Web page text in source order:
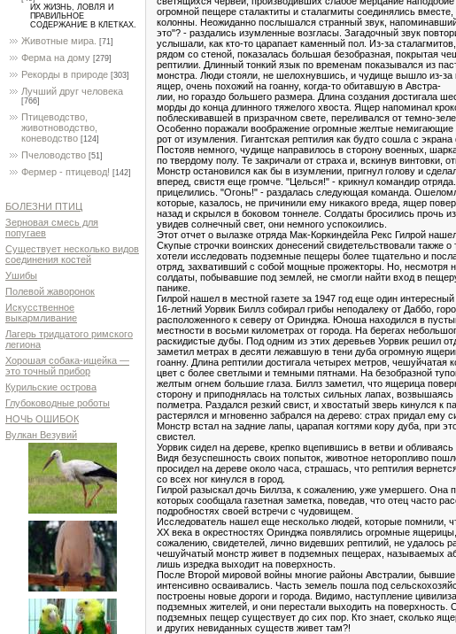
ИХ ЖИЗНЬ, ЛОВЛЯ И
ПРАВИЛЬНОЕ
СОДЕРЖАНИЕ В КЛЕТКАХ.
Животные мира. [71]
Ферма на дому [279]
Рекорды в природе [303]
Лучший друг человека
[766]
Птицеводство,
животноводство,
коневодство [124]
Пчеловодство [51]
Фермер - птицевод! [142]
БОЛЕЗНИ ПТИЦ
Зерновая смесь для
попугаев
Существует несколько видов
соединения костей
Ушибы
Полевой жаворонок
Искусственное
выкармливание
Лагерь тридцатого римского
легиона
Хорошая собака-ищейка —
это точный прибор
Курильские острова
Глубоководные роботы
НОЧЬ ОШИБОК
Вулкан Везувий
огромной пещере сталактиты и сталагмиты соединялись
колонны. Неожиданно послышался странный звук,
это"? - раздались изумленные возгласы. Загадочный звук
услышали, как кто-то царапает каменный пол. Из-за
рядом со стеной, показалась большая безобразная, покрытая
рептилии. Длинный тонкий язык по временам показывался из
монстра. Люди стояли, не шелохнувшись, и чудище вышло из-за
ящер, очень похожий на гоанну, когда-то обитавшую в Австра-
лии, но гораздо большего размера. Длина создания достигала
морды до конца длинного тяжелого хвоста. Ящер напоминал
поблескивавшей в призрачном свете, переливался от темно-
Особенно поражали воображение огромные желтые
рот от изумления. Гигантская рептилия как будто сошла с
Постояв немного, чудище направилось в сторону военных,
по твердому полу. Те закричали от страха и, вскинув винтовки,
Монстр остановился как бы в изумлении, пригнул голову и
вперед, свистя еще громче. "Целься!" - крикнул командир
прицелились. "Огонь!" - раздалась следующая команда.
которые, казалось, не причинили ему никакого вреда, ящер
назад и скрылся в боковом тоннеле. Солдаты бросились прочь
увидев солнечный свет, они немного успокоились.
Этот отчет о вылазке отряда Мак-Коркиндейла Рекс Гилрой
Скупые строчки воинских донесений свидетельствовали также
хотели исследовать подземные пещеры более тщательно и
отряд, захвативший с собой мощные прожекторы. Но, несмотря
солдаты, побывавшие под землей, не смогли найти вход в
панике.
Гилрой нашел в местной газете за 1947 год еще один интересный
16-летний Уорвик Биллз собирал грибы неподалеку от Даббо,
расположенного к северу от Оринджа. Юноша находился в
местности в восьми километрах от города. На берегах
раскидистые дубы. Под одним из этих деревьев Уорвик решил
заметил метрах в десяти лежавшую в тени дуба огромную
гоанну. Длина рептилии достигала четырех метров, чешуйчатая
цвет с более светлыми и темными пятнами. На безобразной
желтым огнем большие глаза. Биллз заметил, что ящерица
сторону и приподнялась на толстых сильных лапах,
полметра. Раздался резкий свист, и хвостатый зверь кинулся к
растерялся и мгновенно забрался на дерево: страх придал ему
Монстр встал на задние лапы, царапая когтями кору дуба, при
свистел.
Уорвик сидел на дереве, крепко вцепившись в ветви и обливаясь
Видя безуспешность своих попыток, животное неторопливо
просидел на дереве около часа, страшась, что рептилия
со всех ног кинулся в город.
Гилрой разыскал дочь Биллза, к сожалению, уже умершего. Она
которых сообщала газетная заметка, поведав, что отец часто
подробностях своей встречи с чудовищем.
Исследователь нашел еще несколько людей, которые помнили,
XX века в окрестностях Оринджа появлялись огромные
сожалению, свидетелей, лично видевших рептилий, не удалось
чешуйчатый монстр живет в подземных пещерах, называемых
лишь изредка выходит на поверхность.
После Второй мировой войны многие районы Австралии, бывшие
интенсивно осваивались. Часть земель пошла под
построены новые дороги и города. Видимо, наступление
подземных жителей, и они перестали выходить на поверхность.
подземных пещер существует до сих пор. Кто знает, сколько
и других невиданных существ живет там?!